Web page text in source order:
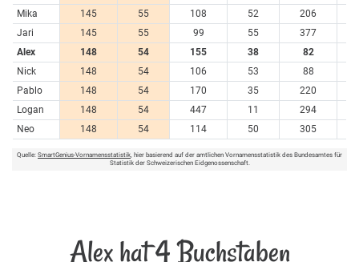
Mika
145 55 108 52 206
Jari
145 55 99 55 377
Alex
148 54 155 38 82
Nick
148 54 106 53 88
Pablo
148 54 170 35 220
Logan
148 54 447 11 294
Neo
148 54 114 50 305
Quelle: SmartGenius-Vornamensstatistik , hier basierend auf der amtlichen Vornamensstatistik des Bundesamtes für
Statistik der Schweizerischen Eidgenossenschaft.
Alex hat 4 Buchstaben